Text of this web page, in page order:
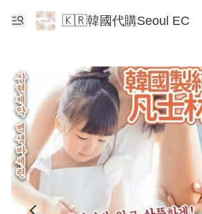
🇰🇷韓國代購Seoul EC